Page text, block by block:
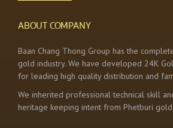
ABOUT COMPANY
Baan Chang Thong Group has the
gold industry. We have developed 24K
for leading high quality distribution and
We inherited professional technical skill
heritage keeping intent from Phetburi